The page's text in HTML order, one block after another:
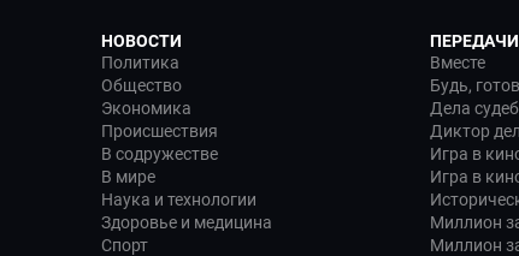
НОВОСТИ
Политика
Общество
Экономика
Происшествия
В содружестве
В мире
Наука и технологии
Здоровье и медицина
Спорт
ПЕРЕДАЧИ
Вместе
Будь,
Дела
Диктор
Игра в
Игра в
Миллион
Миллион